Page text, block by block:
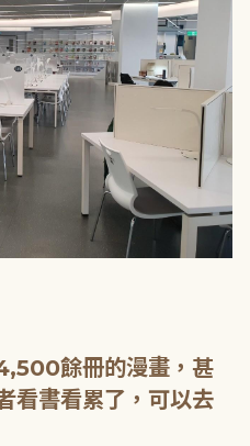
餘冊的漫畫，甚
看書看累了，可以去